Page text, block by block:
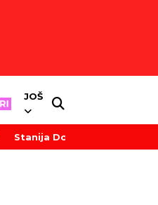
JOŠ
Stanija Dobrojević